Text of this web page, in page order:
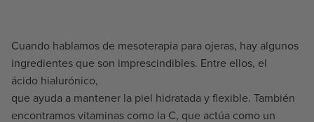
Cuando hablamos de mesoterapia para ojeras, hay algunos
ingredientes que son imprescindibles. Entre ellos, el
ácido hialurónico,
que ayuda a mantener la piel hidratada y flexible. También
encontramos vitaminas como la C, que actúa como un